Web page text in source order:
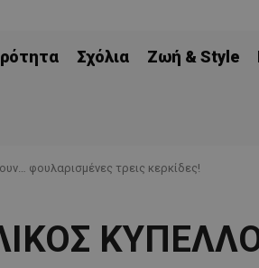
Σχόλια Ζωή & Style
φουλαρισμένες τρεις κερκίδες!